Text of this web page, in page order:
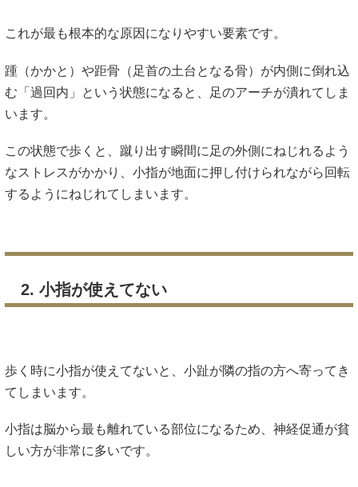
これが最も根本的な原因になりやすい要素です。
踵（かかと）や距骨（足首の土台となる骨）が内側に倒れ込
む「過回内」という状態になると、足のアーチが潰れてしま
います。
この状態で歩くと、蹴り出す瞬間に足の外側にねじれるよう
なストレスがかかり、小指が地面に押し付けられながら回転
するようにねじれてしまいます。
2. 小指が使えてない
歩く時に小指が使えてないと、小趾が隣の指の方へ寄ってき
てしまいます。
小指は脳から最も離れている部位になるため、神経促通が貧
しい方が非常に多いです。